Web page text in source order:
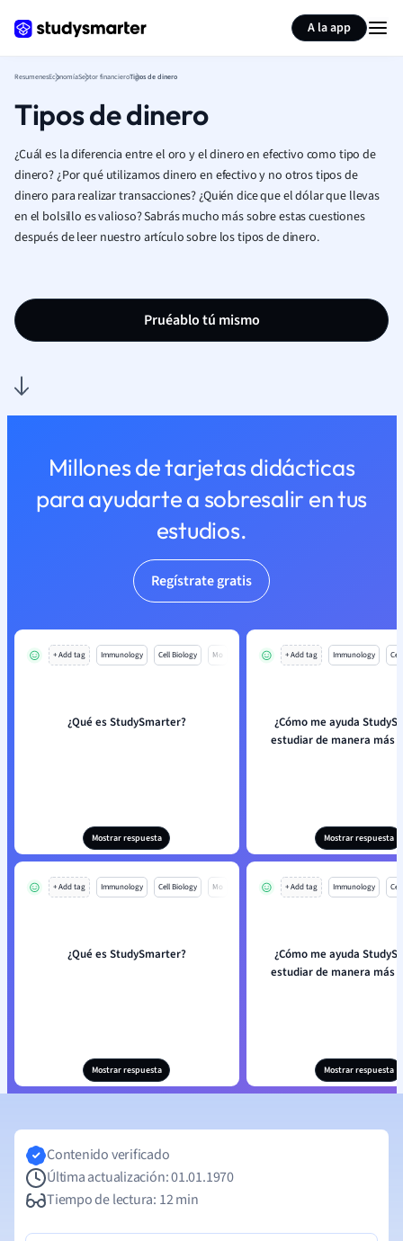
A la app
ResumenesEconomíaSector financieroTipos de dinero
Tipos de dinero
¿Cuál es la diferencia entre el oro y el dinero en efectivo como tipo de
dinero? ¿Por qué utilizamos dinero en efectivo y no otros tipos de
dinero para realizar transacciones? ¿Quién dice que el dólar que llevas
en el bolsillo es valioso? Sabrás mucho más sobre estas cuestiones
después de leer nuestro artículo sobre los tipos de dinero.
Pruéablo tú mismo
Millones de tarjetas didácticas
para ayudarte a sobresalir en tus
estudios.
Regístrate gratis
+ Add tag Immunology Cell Biology Mo
¿Qué es StudySmarter?
Mostrar respuesta
+ Add tag Immunology
¿Cómo me ayuda
estudiar de manera más
Mostrar respuesta
+ Add tag Immunology Cell Biology Mo
¿Qué es StudySmarter?
Mostrar respuesta
+ Add tag Immunology
¿Cómo me ayuda
estudiar de manera más
Mostrar respuesta
Resumir página
Contenido verificado
Última actualización: 01.01.1970
Tiempo de lectura: 12 min